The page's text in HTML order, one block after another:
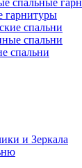
спальные
гарнитуры
спальни
спальни
спальни
и Зеркала